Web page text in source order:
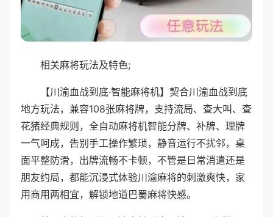
相关麻将玩法及特色;
【川渝血战到底·智能麻将机】契合川渝血战到底
地方玩法，兼容108张麻将牌，支持流局、查大叫、查
花猪经典规则，全自动麻将机智能分牌、补牌、理牌
一气呵成，告别手工操作繁琐，静音运行不扰邻，桌
面平整防滑，出牌流畅不卡顿，不管是日常消遣还是
朋友约局，都能沉浸式体验川渝麻将的刺激爽快，家
用商用两相宜，解锁地道巴蜀麻将快感。